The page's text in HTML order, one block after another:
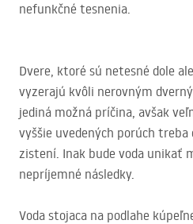
nefunkčné tesnenia.
Dvere, ktoré sú netesné dole
vyzerajú kvôli nerovným
jediná možná príčina, avšak
vyššie uvedených porúch
zistení. Inak bude voda unikať
nepríjemné následky.
Voda stojaca na podlahe